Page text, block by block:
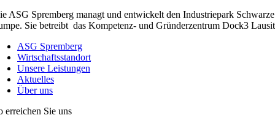
ASG Spremberg managt und entwickelt den Industriepark Schwarze
Sie betreibt das Kompetenz- und Gründerzentrum Dock3
ASG Spremberg
Wirtschaftsstandort
Unsere Leistungen
Aktuelles
Über uns
erreichen Sie uns